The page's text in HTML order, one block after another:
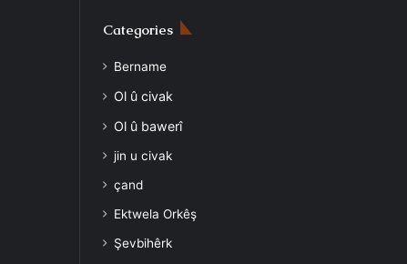
Categories
Bername
Ol û civak
Ol û bawerî
jin u civak
çand
Ektwela Orkêş
Şevbihêrk